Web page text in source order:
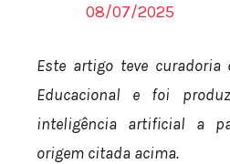
08/07/2025
Este artigo teve curadoria
Educacional e foi
inteligência artificial a
origem citada acima.